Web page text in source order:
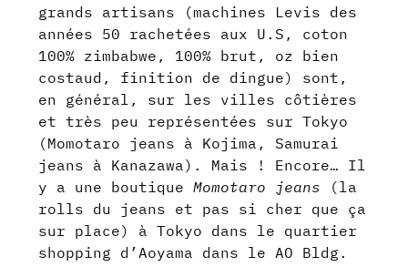
grands artisans (machines Levis des
années 50 rachetées aux U.S, coton
100% zimbabwe, 100% brut, oz bien
costaud, finition de dingue) sont,
en général, sur les villes côtières
et très peu représentées sur Tokyo
(Momotaro jeans à Kojima, Samurai
jeans à Kanazawa). Mais ! Encore… Il
y a une boutiqueMomotaro jeans (la
rolls du jeans et pas si cher que ça
sur place) à Tokyo dans le quartier
shopping d’Aoyama dans le AO Bldg.